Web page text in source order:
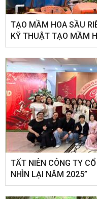
TẠO MẦM HOA SẦU
KỸ THUẬT TẠO MẦM
​TẤT NIÊN CÔNG TY
NHÌN LẠI NĂM 2025”